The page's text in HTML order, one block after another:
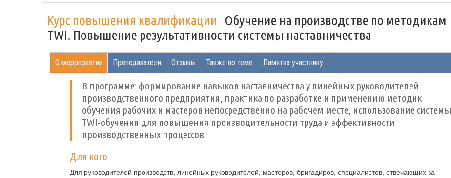
Курс повышения квалификации
Обучение на производстве по методикам
TWI. Повышение результативности системы наставничества
О мероприятии Преподаватели Отзывы Также по теме Памятка участнику
В программе: формирование навыков наставничества у линейных руководителей
производственного предприятия, практика по разработке и применению методик
обучения рабочих и мастеров непосредственно на рабочем месте, использование системы
TWI-обучения для повышения производительности труда и эффективности
производственных процессов
Для кого
Для руководителей производств, линейных руководителей, мастеров, бригадиров, специалистов, отвечающих за